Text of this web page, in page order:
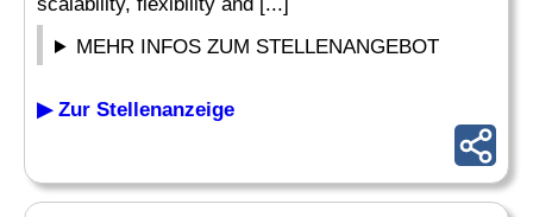
MEHR INFOS ZUM STELLENANGEBOT
▶ Zur Stellenanzeige